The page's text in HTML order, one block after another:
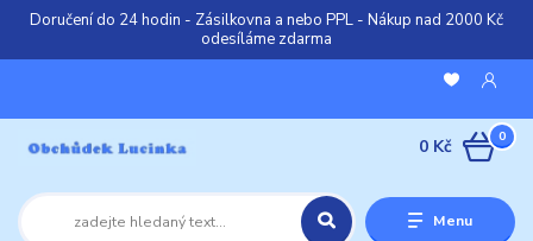
Doručení do 24 hodin - Zásilkovna a nebo PPL - Nákup nad 2000 Kč
odesíláme zdarma
Menu
0
0 Kč